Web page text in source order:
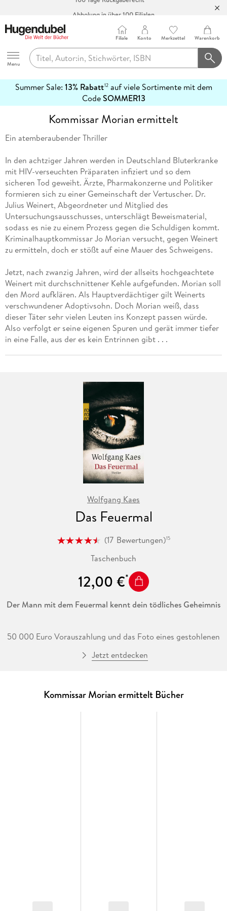
Hugendubel
Menu
Filiale Konto Merkzettel Warenkorb
Summer Sale: 13% Rabatt12auf viele Sortimente mit dem
CodeSOMMER13
erfahren
Kommissar Morian ermittelt
Ein atemberaubender Thriller
In den achtziger Jahren werden in Deutschland Bluterkranke
mit HIV-verseuchten Präparaten infiziert und so dem
sicheren Tod geweiht. Ärzte, Pharmakonzerne und Politiker
formieren sich zu einer Gemeinschaft der Vertuscher. Dr.
Julius Weinert, Abgeordneter und Mitglied des
Untersuchungsausschusses, unterschlägt Beweismaterial,
sodass es nie zu einem Prozess gegen die Schuldigen kommt.
Kriminalhauptkommissar Jo Morian versucht, gegen Weinert
zu ermitteln, doch er stößt auf eine Mauer des Schweigens.
Jetzt, nach zwanzig Jahren, wird der allseits hochgeachtete
Weinert mit durchschnittener Kehle aufgefunden. Morian soll
den Mord aufklären. Als Hauptverdächtiger gilt Weinerts
verschwundener Adoptivsohn. Doch Morian weiß, dass
dieser Täter sehr vielen Leuten ins Konzept passen würde.
Also verfolgt er seine eigenen Spuren und gerät immer tiefer
in eine Falle, aus der es kein Entrinnen gibt . . .
Wolfgang Kaes
Das Feuermal
(17 Bewertungen)15
Taschenbuch
12,00 €
Der Mann mit dem Feuermal kennt dein tödliches Geheimnis
50 000 Euro Vorauszahlung und das Foto eines gestohlenen
Bild aufspüren und seinem rechtmäßigen Eigentümer
eigenen Familie. Maifeld begreift zu spät, dass der Mann mit
Rachefeldzug eingeplant hat. Schon zwei Menschen sind auf
Jetzt entdecken
Kommissar Morian ermittelt Bücher